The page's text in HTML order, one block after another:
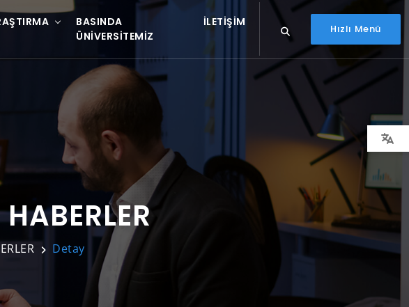
BASINDA
ÜNIVERSITEMIZ
İLETIŞIM
Hızlı Menü
Detay